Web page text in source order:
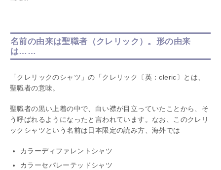
名前の由来は聖職者（クレリック）。形の由来
は……
「クレリックのシャツ」の「クレリック〔英：cleric〕とは、
聖職者の意味。
聖職者の黒い上着の中で、白い襟が目立っていたことから、そ
う呼ばれるようになったと言われています。なお、このクレリ
ックシャツという名前は日本限定の読み方、海外では
カラーディファレントシャツ
カラーセパレーテッドシャツ